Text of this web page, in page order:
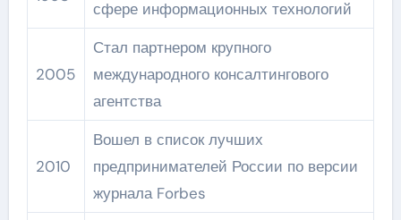
сфере информационных технологий
2005
Стал партнером крупного
международного консалтингового
агентства
2010
Вошел в список лучших
предпринимателей России по версии
журнала Forbes